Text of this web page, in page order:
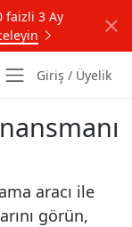
faizli 3 Ay
Giriş / Üyelik
aracı ile
görün,